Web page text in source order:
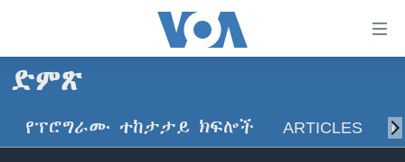
ማገናኛዎች
ዋናው
ይዘት
ዜና
ኢትዮጵያ
ኑሮ በጤንነት
ድምጽ
የፕሮግራሙ ተከታታይ ክፍሎች ARTICLES